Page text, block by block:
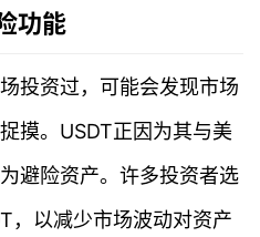
功能
投资过，可能会发现市场
摸。USDT正因为其与美
避险资产。许多投资者选
，以减少市场波动对资产